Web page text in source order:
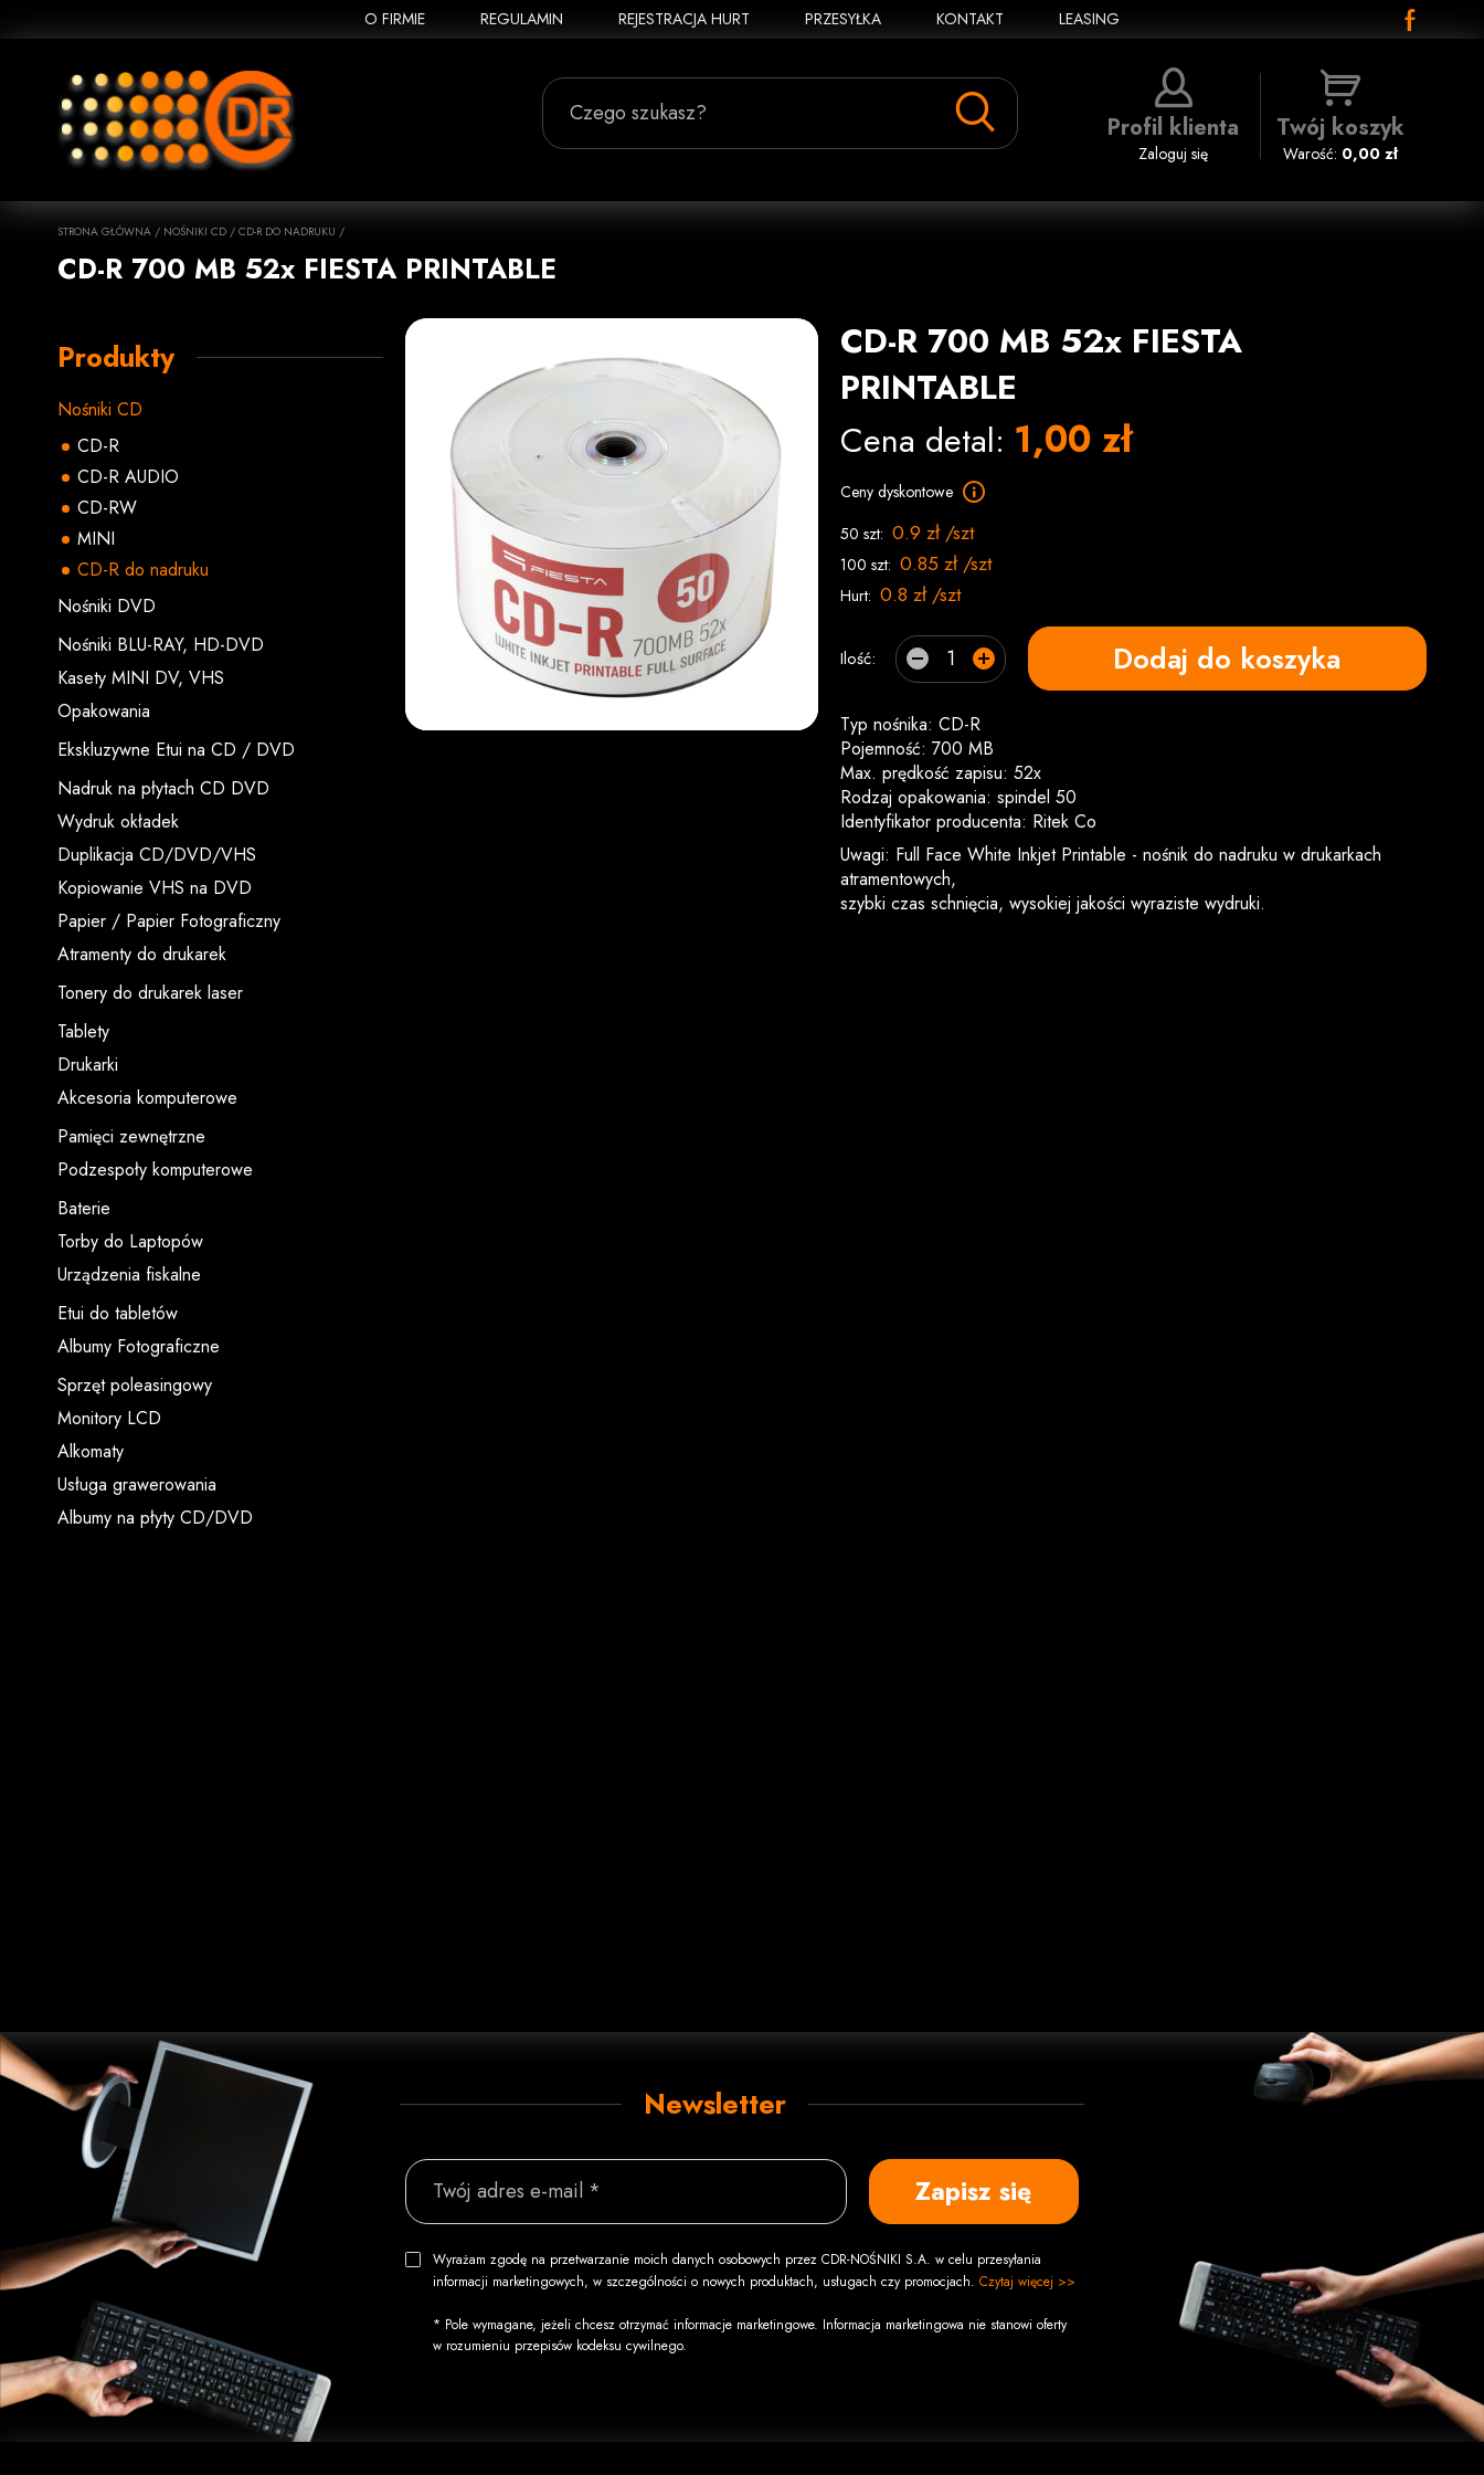
O FIRMIE REGULAMIN REJESTRACJA HURT PRZESYŁKA KONTAKT LEASING
Czego szukasz? Profil klienta
Zaloguj się
Twój koszyk
Warość: 0,00 zł
STRONA GŁÓWNA / NOŚNIKI CD / CD-R DO NADRUKU /
CD-R 700 MB 52x FIESTA PRINTABLE
Produkty
Nośniki CD
CD-R
CD-R AUDIO
CD-RW
MINI
CD-R do nadruku
Nośniki DVD
Nośniki BLU-RAY, HD-DVD
Kasety MINI DV, VHS
Opakowania
Ekskluzywne Etui na CD / DVD
Nadruk na płytach CD DVD
Wydruk okładek
Duplikacja CD/DVD/VHS
Kopiowanie VHS na DVD
Papier / Papier Fotograficzny
Atramenty do drukarek
Tonery do drukarek laser
Tablety
Drukarki
Akcesoria komputerowe
Pamięci zewnętrzne
Podzespoły komputerowe
Baterie
Torby do Laptopów
Urządzenia fiskalne
Etui do tabletów
Albumy Fotograficzne
Sprzęt poleasingowy
Monitory LCD
Alkomaty
Usługa grawerowania
Albumy na płyty CD/DVD
CD-R 700 MB 52x FIESTA
PRINTABLE
Cena detal: 1,00 zł
Ceny dyskontowe
50 szt: 0.9 zł /szt
100 szt: 0.85 zł /szt
Hurt: 0.8 zł /szt
Ilość: Dodaj do koszyka
Typ nośnika: CD-R
Pojemność: 700 MB
Max. prędkość zapisu: 52x
Rodzaj opakowania: spindel 50
Identyfikator producenta: Ritek Co
Uwagi: Full Face White Inkjet Printable - nośnik do nadruku w drukarkach
atramentowych,
szybki czas schnięcia, wysokiej jakości wyraziste wydruki.
Newsletter
Twój adres e-mail * Zapisz się
Wyrażam zgodę na przetwarzanie moich danych osobowych przez CDR-NOŚNIKI S.A. w celu przesyłania
informacji marketingowych, w szczególności o nowych produktach, usługach czy promocjach. Czytaj więcej >>
* Pole wymagane, jeżeli chcesz otrzymać informacje marketingowe. Informacja marketingowa nie stanowi oferty
w rozumieniu przepisów kodeksu cywilnego.